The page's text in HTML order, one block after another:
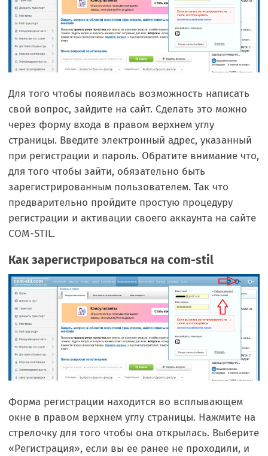
Для того чтобы появилась возможность написать
свой вопрос, зайдите на сайт. Сделать это можно
через форму входа в правом верхнем углу
страницы. Введите электронный адрес, указанный
при регистрации и пароль. Обратите внимание что,
для того чтобы зайти, обязательно быть
зарегистрированным пользователем. Так что
предварительно пройдите простую процедуру
регистрации и активации своего аккаунта на сайте
COM-STIL.
Как зарегистрироваться на com-stil
Форма регистрации находится во всплывающем
окне в правом верхнем углу страницы. Нажмите на
стрелочку для того чтобы она открылась. Выберите
«Регистрация», если вы ее ранее не проходили, и